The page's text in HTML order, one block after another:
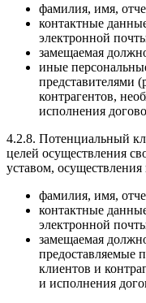
фамилия, имя,
контактные
электронной
замещаемая
иные
представителями
контрагентов,
исполнения
4.2.8. Потенциальный
целей осуществления
уставом,
фамилия, имя,
контактные
электронной
замещаемая
предоставляемые
клиентов и
и исполнения